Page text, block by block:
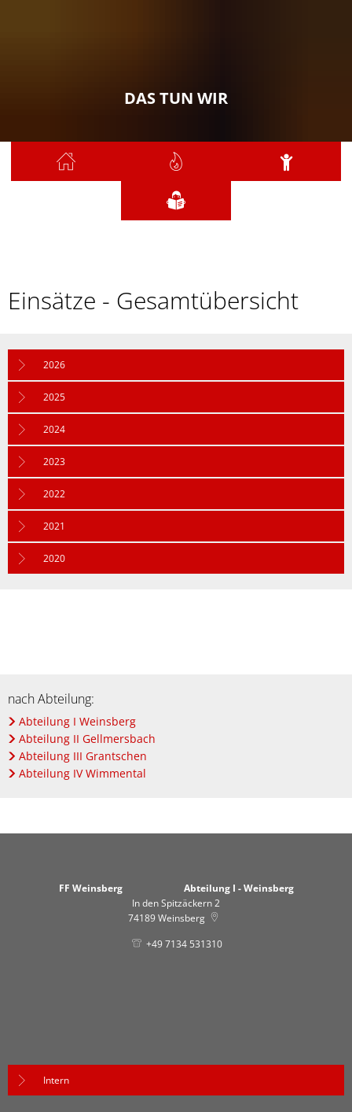
DAS TUN WIR
Einsätze
Gesamtübersicht
Einsätze - Gesamtübersicht
2026
2025
2024
2023
2022
2021
2020
nach Abteilung:
Abteilung I Weinsberg
Abteilung II Gellmersbach
Abteilung III Grantschen
Abteilung IV Wimmental
FF Weinsberg Abteilung I - Weinsberg
In den Spitzäckern 2
74189Weinsberg
+49 7134 531310
Intern